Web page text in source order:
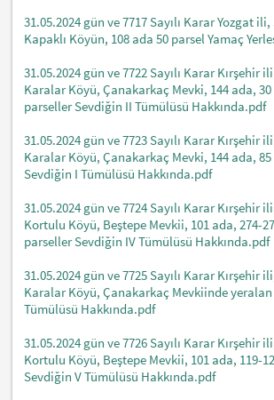
31.05.2024 gün ve 7717 Sayılı Karar Yozgat
Kapaklı Köyün, 108 ada 50 parsel Yamaç
31.05.2024 gün ve 7722 Sayılı Karar Kırşehir
Karalar Köyü, Çanakarkaç Mevki, 144 ada, 30
parseller Sevdiğin II Tümülüsü Hakkında.pdf
31.05.2024 gün ve 7723 Sayılı Karar Kırşehir
Karalar Köyü, Çanakarkaç Mevki, 144 ada,
Sevdiğin I Tümülüsü Hakkında.pdf
31.05.2024 gün ve 7724 Sayılı Karar Kırşehir
Kortulu Köyü, Beştepe Mevkii, 101 ada, 274-
parseller Sevdiğin IV Tümülüsü Hakkında.pdf
31.05.2024 gün ve 7725 Sayılı Karar Kırşehir
Karalar Köyü, Çanakarkaç Mevkiinde
Tümülüsü Hakkında.pdf
31.05.2024 gün ve 7726 Sayılı Karar Kırşehir
Kortulu Köyü, Beştepe Mevkii, 101 ada, 119-
Sevdiğin V Tümülüsü Hakkında.pdf